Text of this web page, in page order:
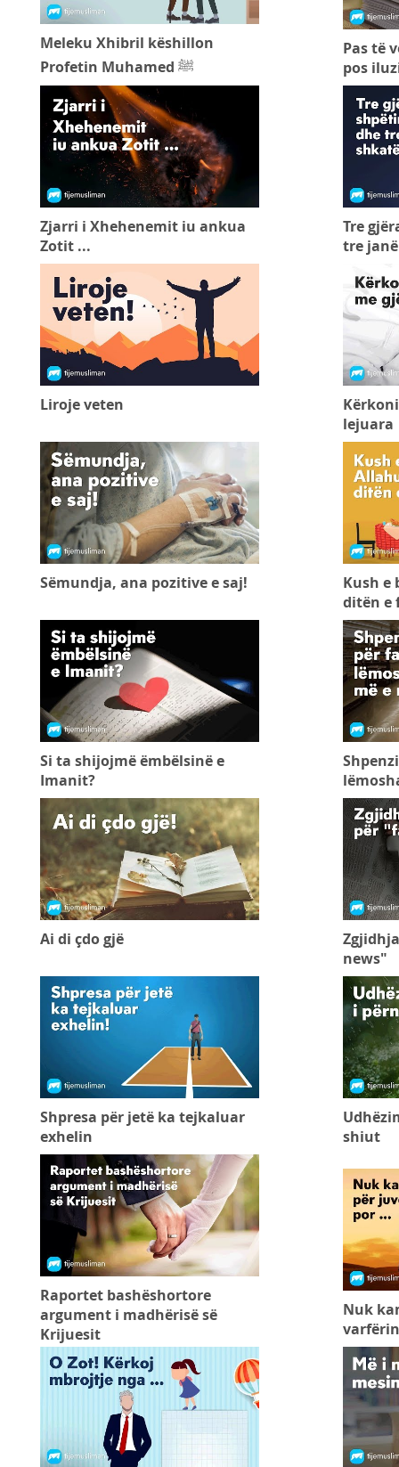
Meleku Xhibril këshillon
Profetin Muhamed ﷺ
Pas të
pos
Zjarri i Xhehenemit iu ankua
Zotit ...
Tre
tre
Liroje veten
lejuara
Sëmundja, ana pozitive e saj!
Kush e
ditën e
Si ta shijojmë ëmbëlsinë e
Imanit?
Ai di çdo gjë
news"
Shpresa për jetë ka tejkaluar
exhelin
shiut
Raportet bashëshortore
argument i madhërisë së
Krijuesit
Nuk